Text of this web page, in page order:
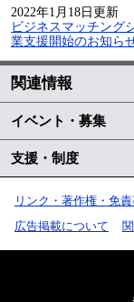
2022年1月18日更新
ビジネスマッチング
業支援開始のお知ら
関連情報
イベント・募集
支援・制度
リンク・著作権・免
広告掲載について